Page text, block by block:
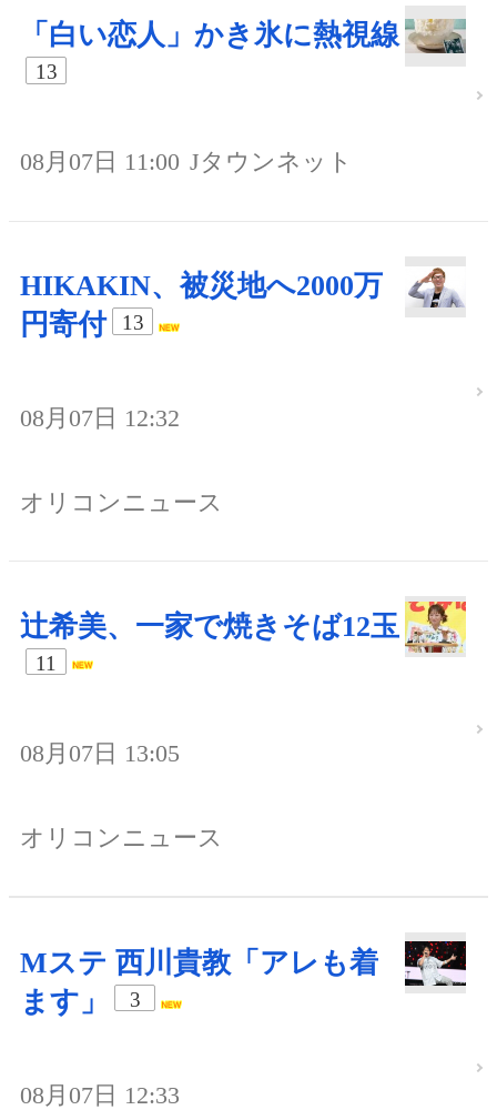
「白い恋人」かき氷に熱視線
13
08月07日 11:00 Jタウンネット
HIKAKIN、被災地へ2000万
円寄付
13
08月07日 12:32
オリコンニュース
辻希美、一家で焼きそば12玉
11
08月07日 13:05
オリコンニュース
Mステ 西川貴教「アレも着
ます」
3
08月07日 12:33